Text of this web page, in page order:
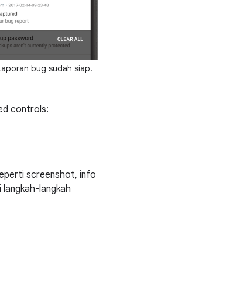
bug sudah siap.
controls:
screenshot, info
langkah